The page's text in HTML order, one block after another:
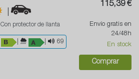
|
Con protector de llanta
69
115,39 €
Envío gratis en
24/48h
En stock
Comprar